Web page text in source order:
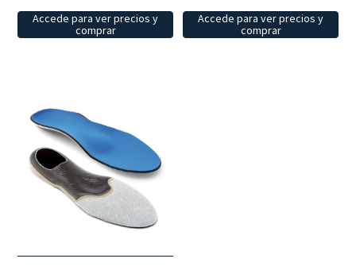
Accede para ver precios y
comprar
Accede para ver precios y
comprar